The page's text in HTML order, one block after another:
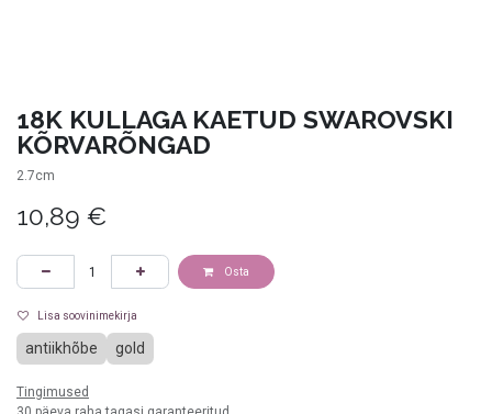
18K KULLAGA KAETUD SWAROVSKI
KÕRVARÕNGAD
2.7cm
10,89 €
Osta
Lisa soovinimekirja
antiikhõbe gold
Tingimused